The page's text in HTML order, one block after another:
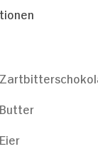
Butter
Eier